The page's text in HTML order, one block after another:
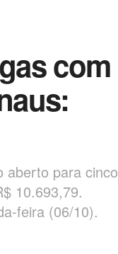
com
aberto para cinco
10.693,79.
feira (06/10).